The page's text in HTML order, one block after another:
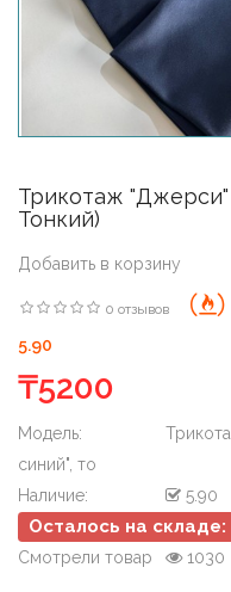
Трикотаж
Тонкий)
Добавить в корзину
0 отзывов
5.90
₸5200
Модель:
синий", то
Наличие:
5.90
Осталось на складе:
Смотрели товар 1030